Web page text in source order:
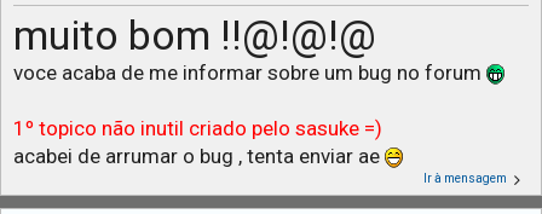
muito bom !!@!@!@
voce acaba de me informar sobre um bug no forum
1º topico não inutil criado pelo sasuke =)
acabei de arrumar o bug , tenta enviar ae
Ir à mensagem